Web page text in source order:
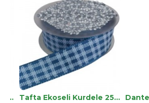
Tafta Ekoseli Kurdele 25 Mm İndigo 1 Metre